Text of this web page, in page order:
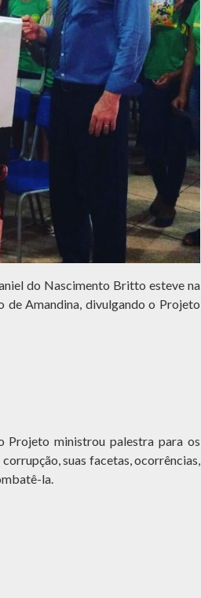
do Nascimento Britto esteve na
de Amandina, divulgando o Projeto
Projeto ministrou palestra para os
suas facetas, ocorrências,
la.